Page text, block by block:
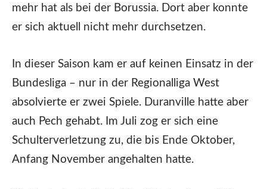
mehr hat als bei der Borussia. Dort aber konnte
er sich aktuell nicht mehr durchsetzen.
In dieser Saison kam er auf keinen Einsatz in der
Bundesliga – nur in der Regionalliga West
absolvierte er zwei Spiele. Duranville hatte aber
auch Pech gehabt. Im Juli zog er sich eine
Schulterverletzung zu, die bis Ende Oktober,
Anfang November angehalten hatte.